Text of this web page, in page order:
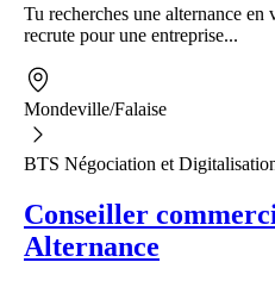
Tu recherches une alternance
recrute pour une entreprise...
Mondeville/Falaise
BTS Négociation et
Conseiller
Alternance